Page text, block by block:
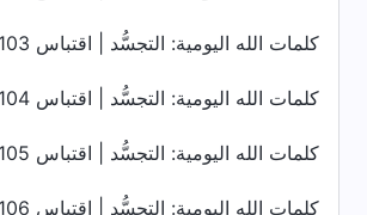
كلمات الله اليومية: التجسُّد | اقتباس 103
كلمات الله اليومية: التجسُّد | اقتباس 104
كلمات الله اليومية: التجسُّد | اقتباس 105
كلمات الله اليومية: التجسُّد | اقتباس 106